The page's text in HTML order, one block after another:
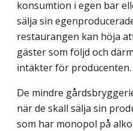
konsumtion i egen bar
sälja sin
restaurangen kan höja
gäster som följd och
intäkter för producenten.
De mindre
när de skall sälja sin
som har monopol på